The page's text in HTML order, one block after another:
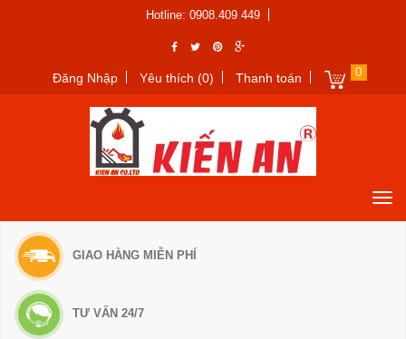
Hotline: 0908.409 449
Đăng Nhập Yêu thích (0) Thanh toán 0
GIAO HÀNG MIỄN PHÍ
TƯ VẤN 24/7